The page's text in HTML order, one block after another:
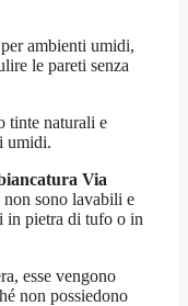
ambienti umidi,
le pareti senza
tinte naturali e
umidi.
Via
non sono lavabili e
in pietra di tufo o in
esse vengono
non possiedono